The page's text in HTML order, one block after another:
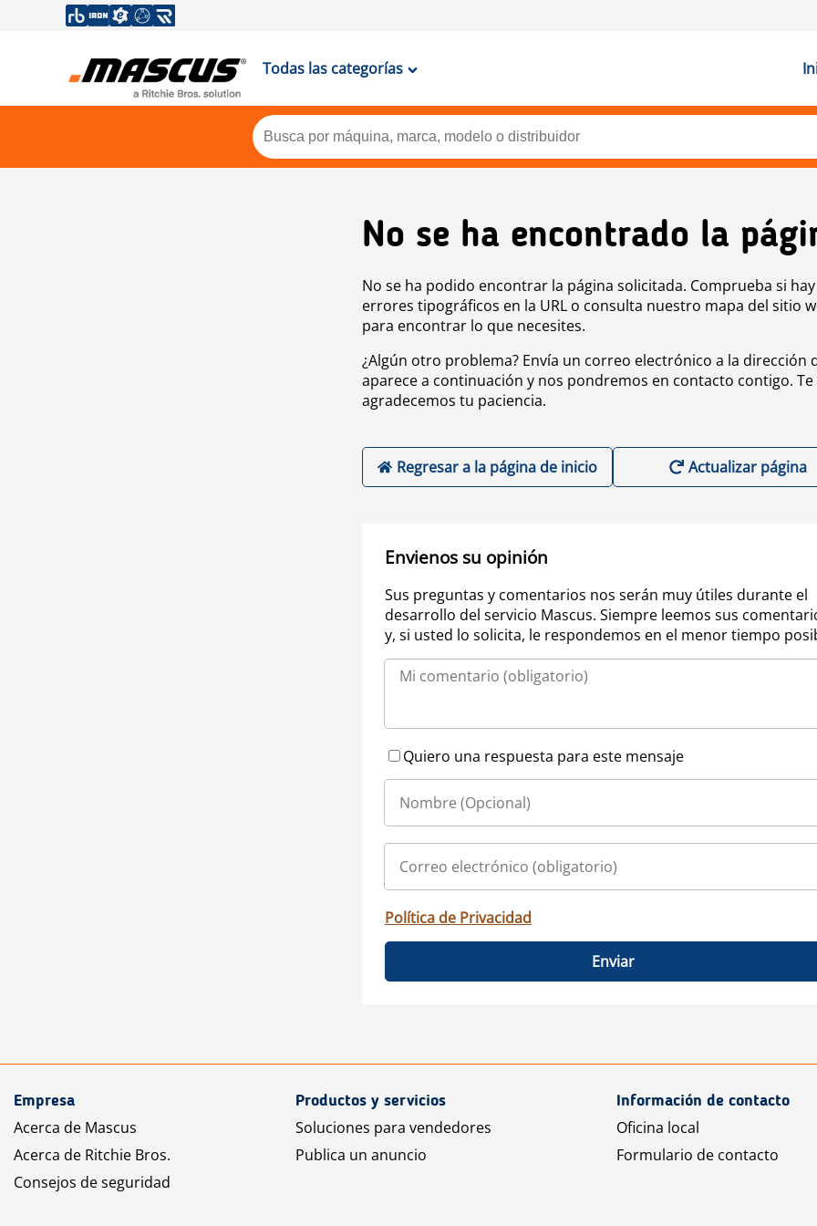
Todas las categorías
No se ha encontrado la
No se ha podido encontrar la página solicitada. Comprueba si hay
errores tipográficos en la URL o consulta nuestro mapa del sitio
para encontrar lo que necesites.
¿Algún otro problema? Envía un correo electrónico a la dirección
aparece a continuación y nos pondremos en contacto contigo. Te
agradecemos tu paciencia.
Regresar a la página de inicio Actualizar página
Envienos su opinión
Sus preguntas y comentarios nos serán muy útiles durante el
desarrollo del servicio Mascus. Siempre leemos sus
y, si usted lo solicita, le respondemos en el menor tiempo
Quiero una respuesta para este mensaje
Política de Privacidad
Enviar
Empresa
Acerca de Mascus
Acerca de Ritchie Bros.
Consejos de seguridad
Productos y servicios
Soluciones para vendedores
Publica un anuncio
Información de contacto
Oficina local
Formulario de contacto